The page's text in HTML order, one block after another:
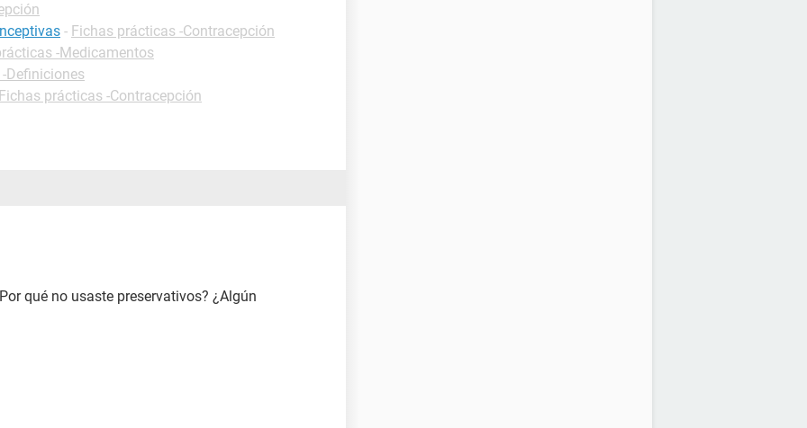
- Fichas prácticas -Contracepción
-Medicamentos
Definiciones
prácticas -Contracepción
qué no usaste preservativos? ¿Algún